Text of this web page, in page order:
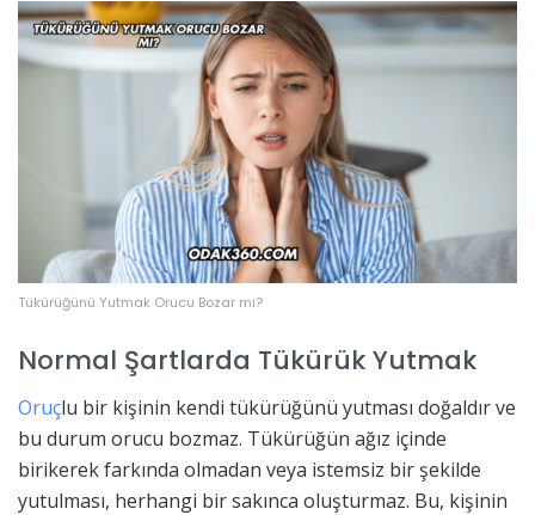
Tükürüğünü Yutmak Orucu Bozar mı?
Normal Şartlarda Tükürük Yutmak
Oruçlu bir kişinin kendi tükürüğünü yutması doğaldır ve
bu durum orucu bozmaz. Tükürüğün ağız içinde
birikerek farkında olmadan veya istemsiz bir şekilde
yutulması, herhangi bir sakınca oluşturmaz. Bu, kişinin